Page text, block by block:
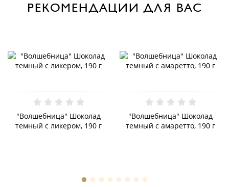
РЕКОМЕНДАЦИИ ДЛЯ ВАС
"Волшебница" Шоколад
темный с ликером, 190 г
"Волшебница" Шоколад
темный с амаретто, 190 г